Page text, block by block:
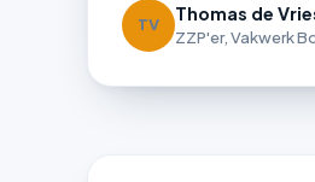
TV
Thomas de
ZZP'er, Vakwerk